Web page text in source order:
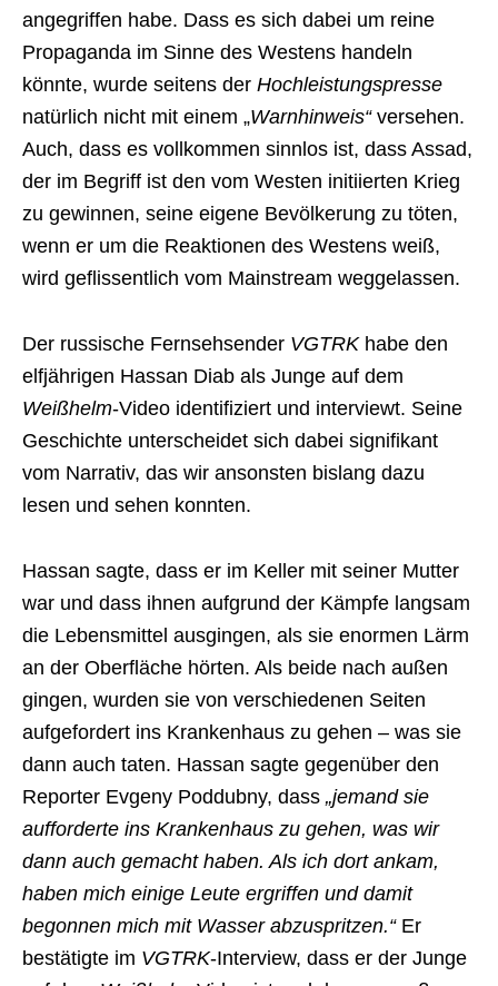
angegriffen habe. Dass es sich dabei um reine
Propaganda im Sinne des Westens handeln
könnte, wurde seitens der Hochleistungspresse
natürlich nicht mit einem „Warnhinweis“versehen.
Auch, dass es vollkommen sinnlos ist, dass Assad,
der im Begriff ist den vom Westen initiierten Krieg
zu gewinnen, seine eigene Bevölkerung zu töten,
wenn er um die Reaktionen des Westens weiß,
wird geflissentlich vom Mainstream weggelassen.
Der russische Fernsehsender VGTRKhabe den
elfjährigen Hassan Diab als Junge auf dem
Weißhelm-Video identifiziert und interviewt. Seine
Geschichte unterscheidet sich dabei signifikant
vom Narrativ, das wir ansonsten bislang dazu
lesen und sehen konnten.
Hassan sagte, dass er im Keller mit seiner Mutter
war und dass ihnen aufgrund der Kämpfe langsam
die Lebensmittel ausgingen, als sie enormen Lärm
an der Oberfläche hörten. Als beide nach außen
gingen, wurden sie von verschiedenen Seiten
aufgefordert ins Krankenhaus zu gehen – was sie
dann auch taten. Hassan sagte gegenüber den
Reporter Evgeny Poddubny, dass „jemand sie
aufforderte ins Krankenhaus zu gehen, was wir
dann auch gemacht haben. Als ich dort ankam,
haben mich einige Leute ergriffen und damit
begonnen mich mit Wasser abzuspritzen.“Er
bestätigte im VGTRK-Interview, dass er der Junge